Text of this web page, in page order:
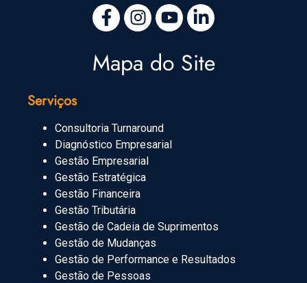
Mapa do Site
Serviços
Consultoria Turnaround
Diagnóstico Empresarial
Gestão Empresarial
Gestão Estratégica
Gestão Financeira
Gestão Tributária
Gestão de Cadeia de Suprimentos
Gestão de Mudanças
Gestão de Performance e Resultados
Gestão de Pessoas